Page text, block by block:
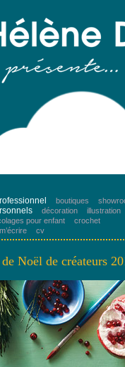
boutiques
décoration illustration
pour enfant crochet
m’écrire cv
Noël de créateurs